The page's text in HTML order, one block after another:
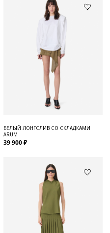
БЕЛЫЙ ЛОНГСЛИВ СО СКЛАДКАМИ
ARUM
39 900 ₽